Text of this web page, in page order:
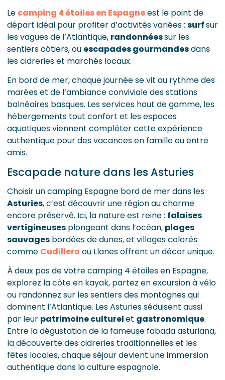
Le camping 4 étoiles en Espagneest le point de
départ idéal pour profiter d’activités variées : surfsur
les vagues de l’Atlantique, randonnéessur les
sentiers côtiers, ou escapades gourmandesdans
les cidreries et marchés locaux.
En bord de mer, chaque journée se vit au rythme des
marées et de l’ambiance conviviale des stations
balnéaires basques. Les services haut de gamme, les
hébergements tout confort et les espaces
aquatiques viennent compléter cette expérience
authentique pour des vacances en famille ou entre
amis.
Escapade nature dans les Asturies
Choisir un camping Espagne bord de mer dans les
Asturies, c’est découvrir une région au charme
encore préservé. Ici, la nature est reine : falaises
vertigineuses plongeant dans l’océan, plages
sauvages bordées de dunes, et villages colorés
comme Cudillero ou Llanes offrent un décor unique.
À deux pas de votre camping 4 étoiles en Espagne,
explorez la côte en kayak, partez en excursion à vélo
ou randonnez sur les sentiers des montagnes qui
dominent l’Atlantique. Les Asturies séduisent aussi
par leur patrimoine culturelet gastronomique.
Entre la dégustation de la fameuse fabada asturiana,
la découverte des cidreries traditionnelles et les
fêtes locales, chaque séjour devient une immersion
authentique dans la culture espagnole.